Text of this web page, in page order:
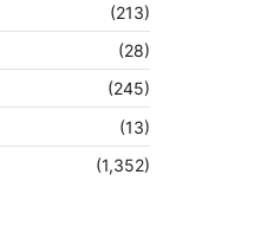
(213)
(28)
(245)
(13)
(1,352)